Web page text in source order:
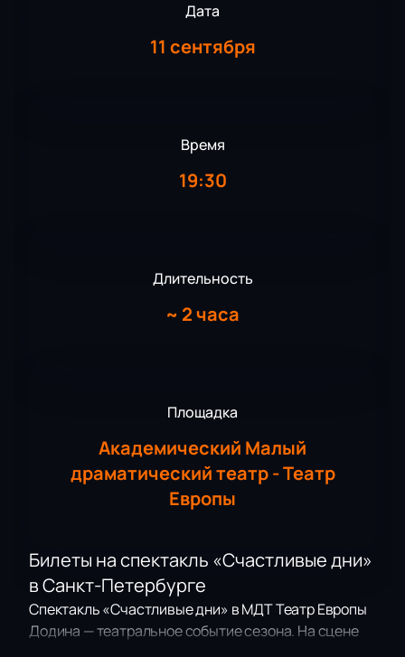
Дата
11 сентября
Время
19:30
Длительность
~ 2 часа
Площадка
Академический Малый
драматический театр - Театр
Европы
Билеты на спектакль «Счастливые дни»
в Санкт-Петербурге
Спектакль «Счастливые дни» в МДТ Театр Европы
Додина — театральное событие сезона. На сцене